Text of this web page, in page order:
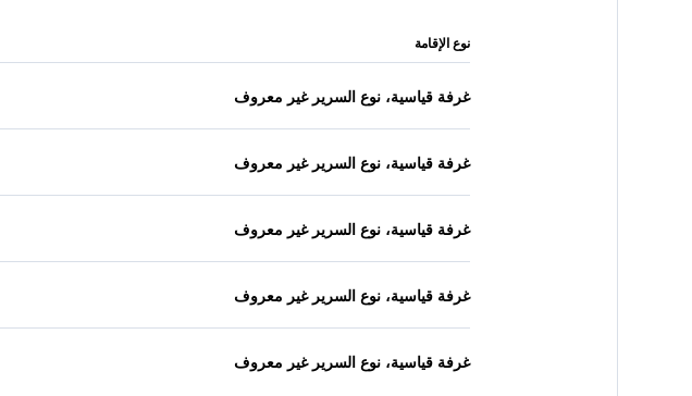
نوع الإقامة
غرفة قياسية، نوع السرير غير معروف
غرفة قياسية، نوع السرير غير معروف
غرفة قياسية، نوع السرير غير معروف
غرفة قياسية، نوع السرير غير معروف
غرفة قياسية، نوع السرير غير معروف